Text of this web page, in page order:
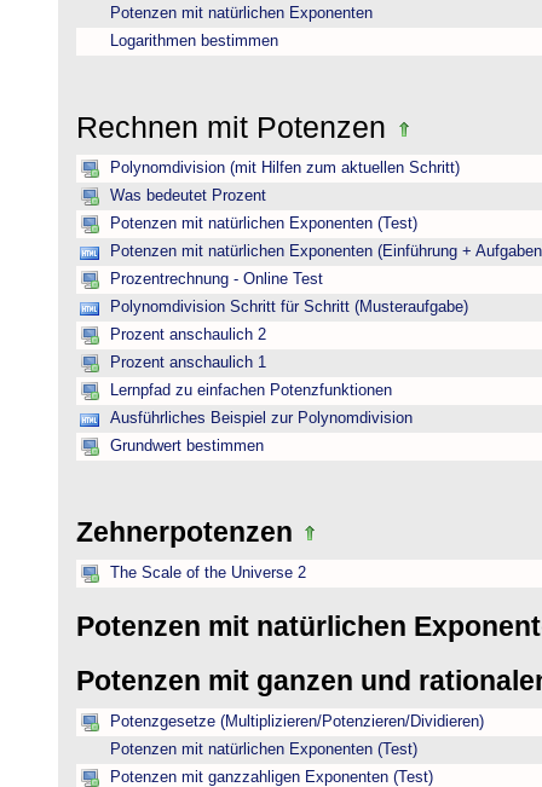
Potenzen mit natürlichen Exponenten
Logarithmen bestimmen
Rechnen mit Potenzen
Polynomdivision (mit Hilfen zum aktuellen Schritt)
Was bedeutet Prozent
Potenzen mit natürlichen Exponenten (Test)
Potenzen mit natürlichen Exponenten (Einführung +
Prozentrechnung - Online Test
Polynomdivision Schritt für Schritt (Musteraufgabe)
Prozent anschaulich 2
Prozent anschaulich 1
Lernpfad zu einfachen Potenzfunktionen
Ausführliches Beispiel zur Polynomdivision
Grundwert bestimmen
Zehnerpotenzen
The Scale of the Universe 2
Potenzen mit natürlichen
Potenzen mit ganzen und
Potenzgesetze (Multiplizieren/Potenzieren/Dividieren)
Potenzen mit natürlichen Exponenten (Test)
Potenzen mit ganzzahligen Exponenten (Test)